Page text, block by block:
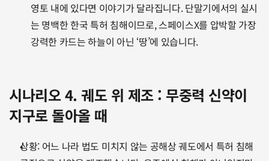
영토 내에 있다면 이야기가 달라집니다. 단말기에서의 실시
는 명백한 한국 특허 침해이므로, 스페이스X를 압박할 가장
강력한 카드는 하늘이 아닌 ‘땅’에 있습니다.
시나리오 4. 궤도 위 제조 : 무중력 신약이
지구로 돌아올 때
상황: 어느 나라 법도 미치지 않는 공해상 궤도에서 특허 침해